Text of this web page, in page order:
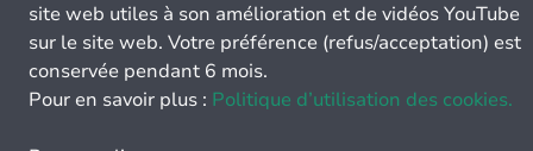
site web utiles à son amélioration et de vidéos YouTube
sur le site web. Votre préférence (refus/acceptation) est
conservée pendant 6 mois.
Pour en savoir plus : Politique d’utilisation des cookies.